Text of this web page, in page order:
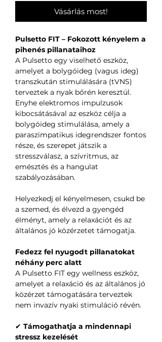
Vásárlás most!
Pulsetto FIT – Fokozott kényelem a
pihenés pillanataihoz
A Pulsetto egy viselhető eszköz,
amelyet a bolygóideg (vagus ideg)
transzkután stimulálására (tVNS)
terveztek a nyak bőrén keresztül.
Enyhe elektromos impulzusok
kibocsátásával az eszköz célja a
bolygóideg stimulálása, amely a
paraszimpatikus idegrendszer fontos
része, és szerepet játszik a
stresszválasz, a szívritmus, az
emésztés és a hangulat
szabályozásában.
Helyezkedj el kényelmesen, csukd be
a szemed, és élvezd a gyengéd
élményt, amely a relaxációt és az
általános jó közérzetet támogatja.
Fedezz fel nyugodt pillanatokat
néhány perc alatt
A Pulsetto FIT egy wellness eszköz,
amelyet a relaxáció és az általános jó
közérzet támogatására terveztek
nem invazív nyaki stimuláció révén.
✔ Támogathatja a mindennapi
stressz kezelését